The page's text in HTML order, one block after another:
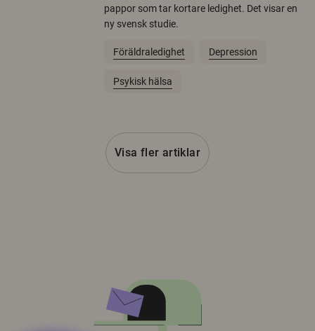
pappor som tar kortare ledighet. Det visar en
ny svensk studie.
Föräldraledighet Depression
Psykisk hälsa
Visa fler artiklar